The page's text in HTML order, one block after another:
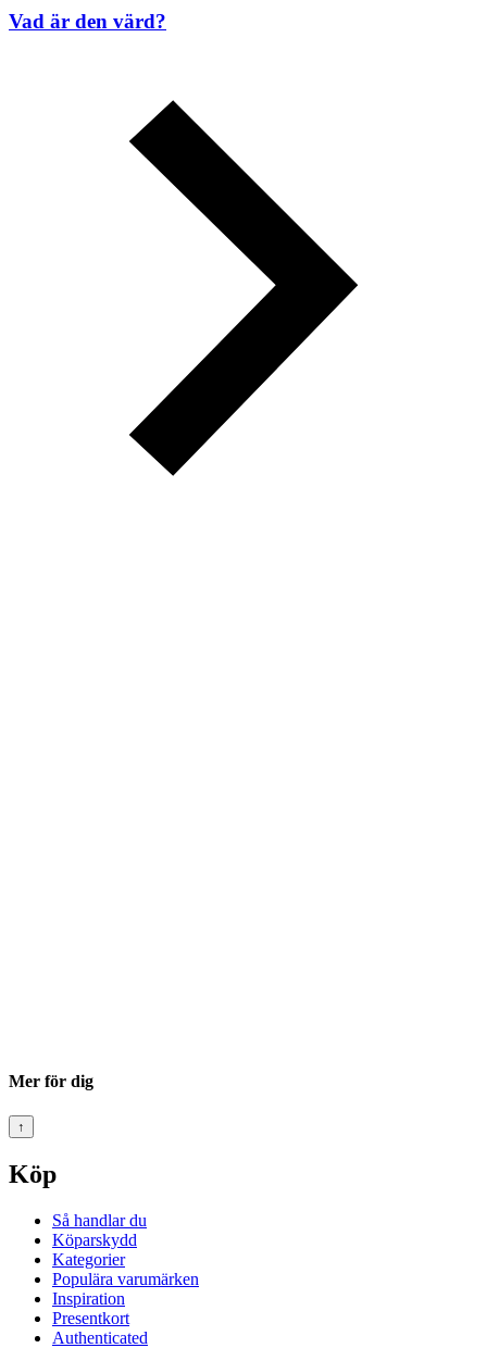
Vad är den värd?
Mer för dig
↑
Köp
Så handlar du
Köparskydd
Kategorier
Populära varumärken
Inspiration
Presentkort
Authenticated